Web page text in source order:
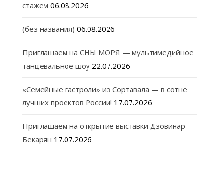
стажем 06.08.2026
(без названия) 06.08.2026
Приглашаем на СНЫ МОРЯ — мультимедийное
танцевальное шоу 22.07.2026
«Семейные гастроли» из Сортавала — в сотне
лучших проектов России! 17.07.2026
Приглашаем на открытие выставки Дзовинар
Бекарян 17.07.2026